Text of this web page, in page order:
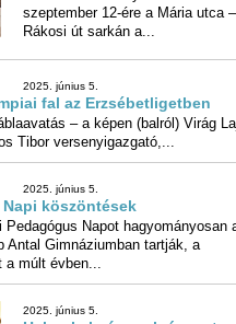
A Mária-szobor felszentelése
Rákosszentmihályon. 2025.
szeptember 12-ére a Mária utca –
2025. június 5.
Ezüstös olimpiai fal az
Erzsébetligetben
Tibor versenyigazgató,...
2025. június 5.
köszöntések
a múlt évben...